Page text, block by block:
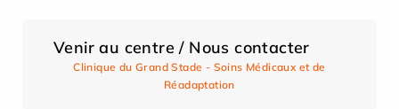
Venir au centre / Nous contacter
Clinique du Grand Stade - Soins Médicaux et de
Réadaptation